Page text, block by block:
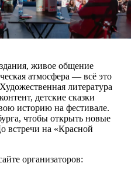
живое общение
атмосфера — всё это
литература
детские сказки
историю на фестивале.
чтобы открыть новые
встречи на «Красной
организаторов: